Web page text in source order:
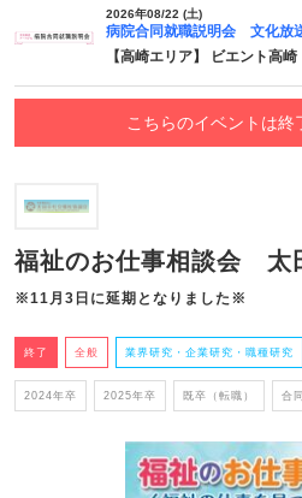
2026年08/22 (土)
病院合同就職説明会 文化放
【高崎エリア】 ビエント高崎
こちらのイベントは終
福祉のお仕事相談会 太
※11月3日に延期となりました※
終了 全般 業界研究・企業研究・職種研究
2024年卒 2025年卒 既卒（転職） 合